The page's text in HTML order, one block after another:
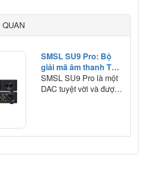
SMSL SU9 Pro: Bộ
giải mã âm thanh TOP
đầu trong phân khúc
12tr đồng
SMSL SU9 Pro là một
DAC tuyệt vời và được
vời kế nhiệm người đàn